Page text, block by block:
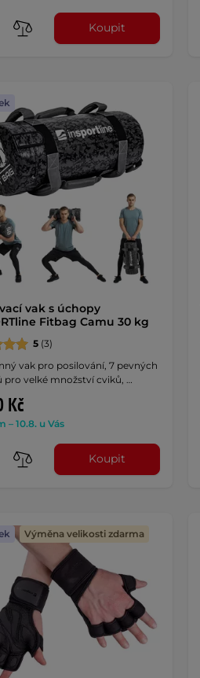
Koupit
vak s úchopy
Fitbag Camu 30 kg
5(3)
vak pro posilování, 7 pevných
pro velké množství cviků, …
Kč
– 10.8. u Vás
Koupit
Výměna velikosti zdarma